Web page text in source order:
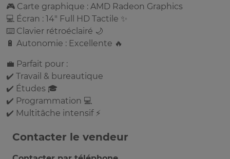
🎮 Carte graphique : AMD Radeon Graphics
💻 Écran : 14" Full HD Tactile ✨
⌨️ Clavier rétroéclairé 🌙
🔋 Autonomie : Excellente 🔥
💼 Parfait pour :
✔️ Travail & bureautique
✔️ Études 🎓
✔️ Programmation 💻
✔️ Multitâche intensif ⚡
Contacter le vendeur